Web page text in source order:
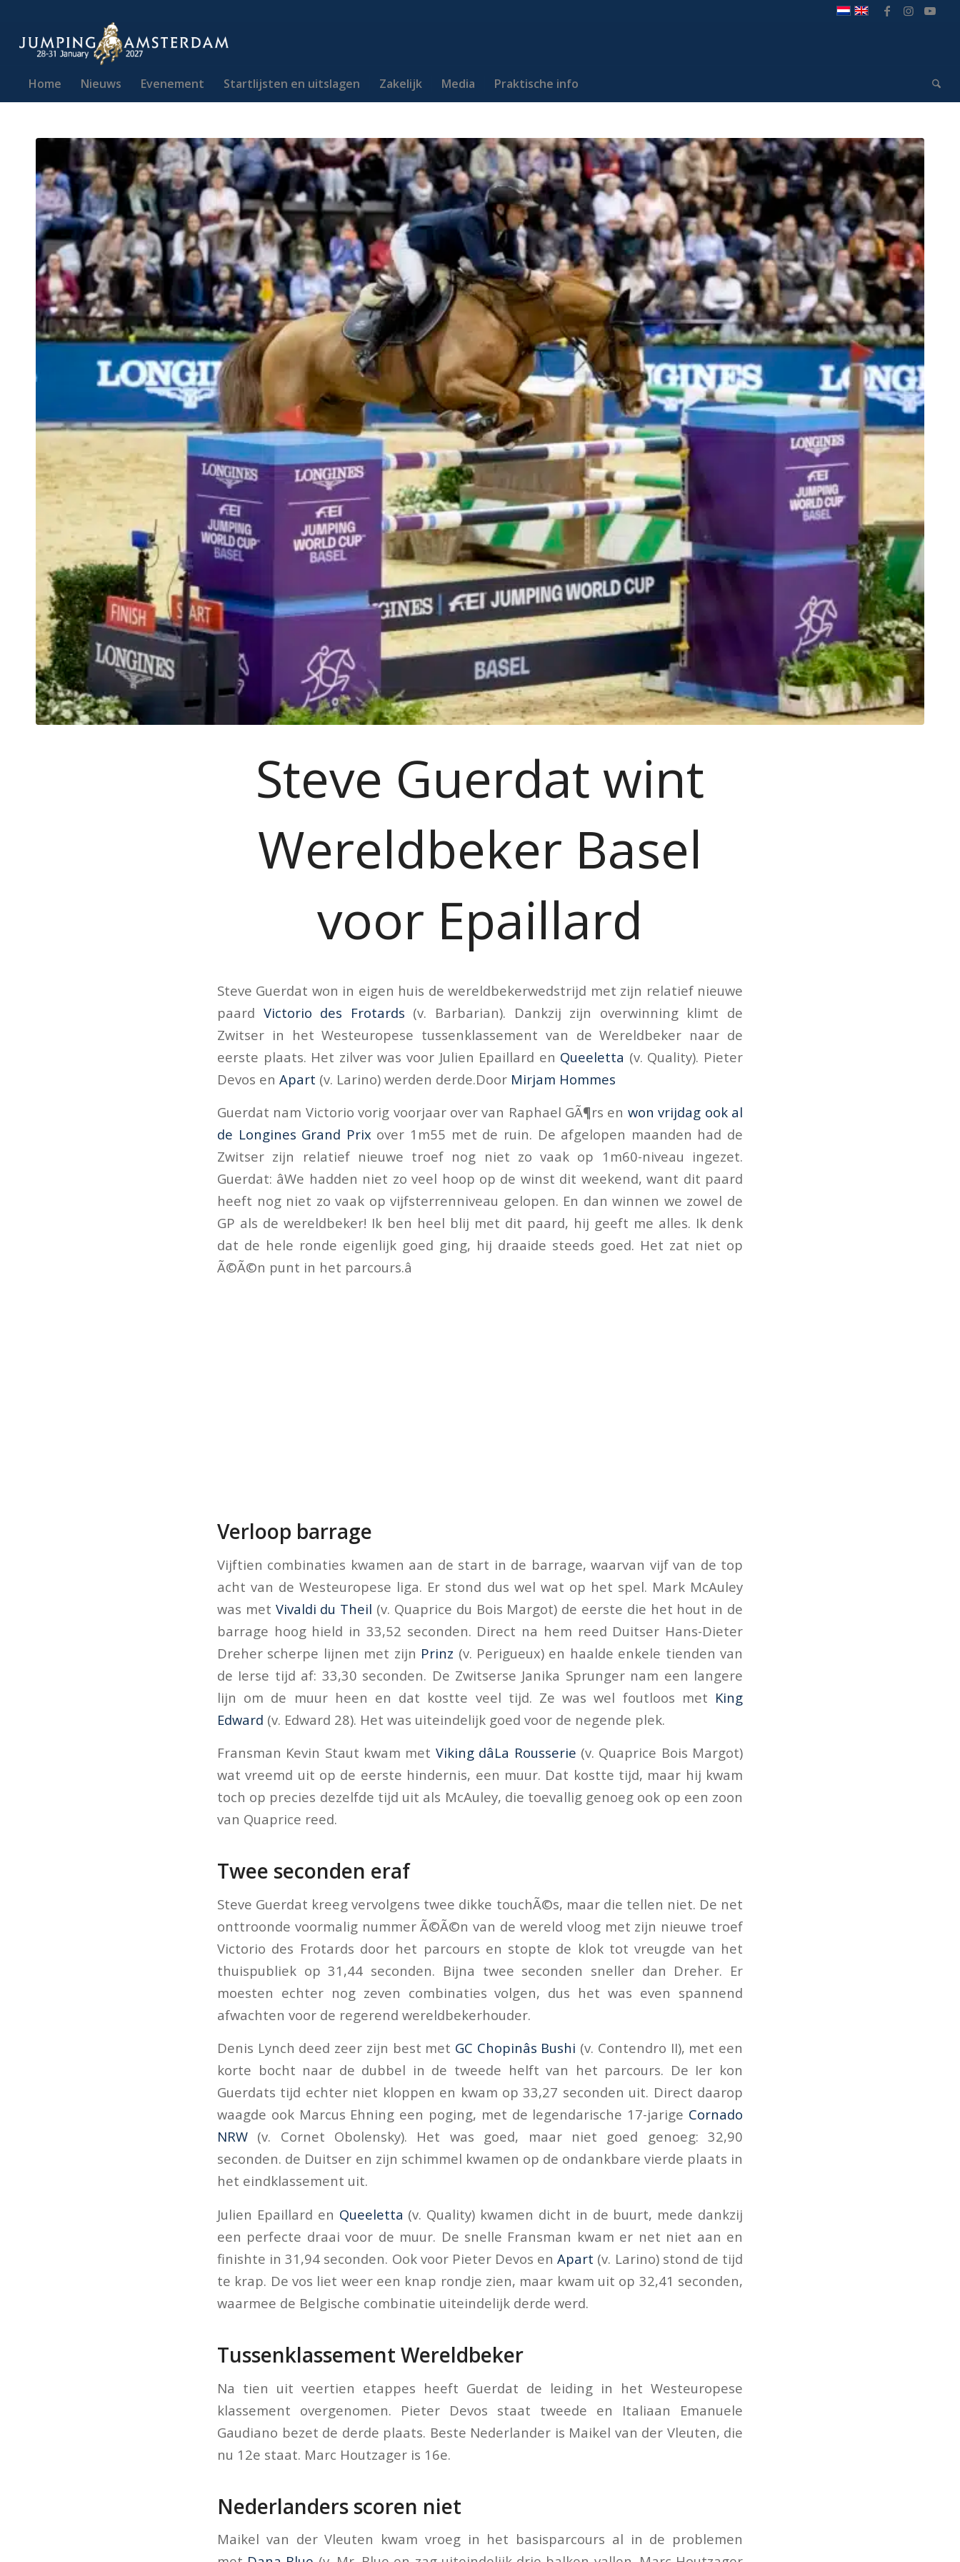
Home Nieuws Evenement Startlijsten en uitslagen Zakelijk Media Praktische info
Steve Guerdat wint
Wereldbeker Basel
voor Epaillard
Steve Guerdat won in eigen huis de wereldbekerwedstrijd met zijn relatief nieuwe
paard Victorio des Frotards (v. Barbarian). Dankzij zijn overwinning klimt de
Zwitser in het Westeuropese tussenklassement van de Wereldbeker naar de
eerste plaats. Het zilver was voor Julien Epaillard en Queeletta (v. Quality). Pieter
Devos en Apart (v. Larino) werden derde.Door Mirjam Hommes
Guerdat nam Victorio vorig voorjaar over van Raphael GÃ¶rs en won vrijdag ook al
de Longines Grand Prix over 1m55 met de ruin. De afgelopen maanden had de
Zwitser zijn relatief nieuwe troef nog niet zo vaak op 1m60-niveau ingezet.
Guerdat: âWe hadden niet zo veel hoop op de winst dit weekend, want dit paard
heeft nog niet zo vaak op vijfsterrenniveau gelopen. En dan winnen we zowel de
GP als de wereldbeker! Ik ben heel blij met dit paard, hij geeft me alles. Ik denk
dat de hele ronde eigenlijk goed ging, hij draaide steeds goed. Het zat niet op
Ã©Ã©n punt in het parcours.â
Verloop barrage
Vijftien combinaties kwamen aan de start in de barrage, waarvan vijf van de top
acht van de Westeuropese liga. Er stond dus wel wat op het spel. Mark McAuley
was met Vivaldi du Theil (v. Quaprice du Bois Margot) de eerste die het hout in de
barrage hoog hield in 33,52 seconden. Direct na hem reed Duitser Hans-Dieter
Dreher scherpe lijnen met zijn Prinz (v. Perigueux) en haalde enkele tienden van
de Ierse tijd af: 33,30 seconden. De Zwitserse Janika Sprunger nam een langere
lijn om de muur heen en dat kostte veel tijd. Ze was wel foutloos met King
Edward (v. Edward 28). Het was uiteindelijk goed voor de negende plek.
Fransman Kevin Staut kwam met Viking dâLa Rousserie (v. Quaprice Bois Margot)
wat vreemd uit op de eerste hindernis, een muur. Dat kostte tijd, maar hij kwam
toch op precies dezelfde tijd uit als McAuley, die toevallig genoeg ook op een zoon
van Quaprice reed.
Twee seconden eraf
Steve Guerdat kreeg vervolgens twee dikke touchÃ©s, maar die tellen niet. De net
onttroonde voormalig nummer Ã©Ã©n van de wereld vloog met zijn nieuwe troef
Victorio des Frotards door het parcours en stopte de klok tot vreugde van het
thuispubliek op 31,44 seconden. Bijna twee seconden sneller dan Dreher. Er
moesten echter nog zeven combinaties volgen, dus het was even spannend
afwachten voor de regerend wereldbekerhouder.
Denis Lynch deed zeer zijn best met GC Chopinâs Bushi (v. Contendro II), met een
korte bocht naar de dubbel in de tweede helft van het parcours. De Ier kon
Guerdats tijd echter niet kloppen en kwam op 33,27 seconden uit. Direct daarop
waagde ook Marcus Ehning een poging, met de legendarische 17-jarige Cornado
NRW (v. Cornet Obolensky). Het was goed, maar niet goed genoeg: 32,90
seconden. de Duitser en zijn schimmel kwamen op de ondankbare vierde plaats in
het eindklassement uit.
Julien Epaillard en Queeletta (v. Quality) kwamen dicht in de buurt, mede dankzij
een perfecte draai voor de muur. De snelle Fransman kwam er net niet aan en
finishte in 31,94 seconden. Ook voor Pieter Devos enApart (v. Larino) stond de tijd
te krap. De vos liet weer een knap rondje zien, maar kwam uit op 32,41 seconden,
waarmee de Belgische combinatie uiteindelijk derde werd.
Tussenklassement Wereldbeker
Na tien uit veertien etappes heeft Guerdat de leiding in het Westeuropese
klassement overgenomen. Pieter Devos staat tweede en Italiaan Emanuele
Gaudiano bezet de derde plaats. Beste Nederlander is Maikel van der Vleuten, die
nu 12e staat. Marc Houtzager is 16e.
Nederlanders scoren niet
Maikel van der Vleuten kwam vroeg in het basisparcours al in de problemen